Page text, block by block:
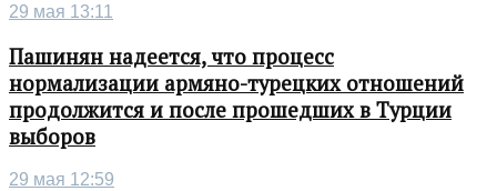
29 мая 13:11
Пашинян надеется, что процесс
нормализации армяно-турецких отношений
продолжится и после прошедших в Турции
выборов
29 мая 12:59